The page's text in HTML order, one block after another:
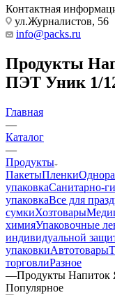
Контактная
ул.Журналистов, 56
info@packs.ru
Продукты
ПЭТ Уник 1/
Главная
—
Каталог
—
Продукты
ПакетыПленки
упаковкаСанитарно-
упаковкаВсе для
сумкиХозтовары
химияУпаковочные
индивидуальной
упаковкиАвтотовары
торговлиРазное
—Продукты Напиток
Популярное